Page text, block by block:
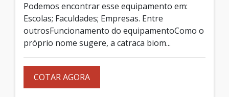
Podemos encontrar esse equipamento em:
Escolas; Faculdades; Empresas. Entre
outrosFuncionamento do equipamentoComo o
próprio nome sugere, a catraca biom...
COTAR AGORA